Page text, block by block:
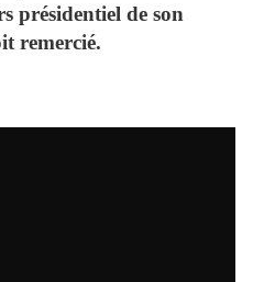
présidentiel de son
remercié.